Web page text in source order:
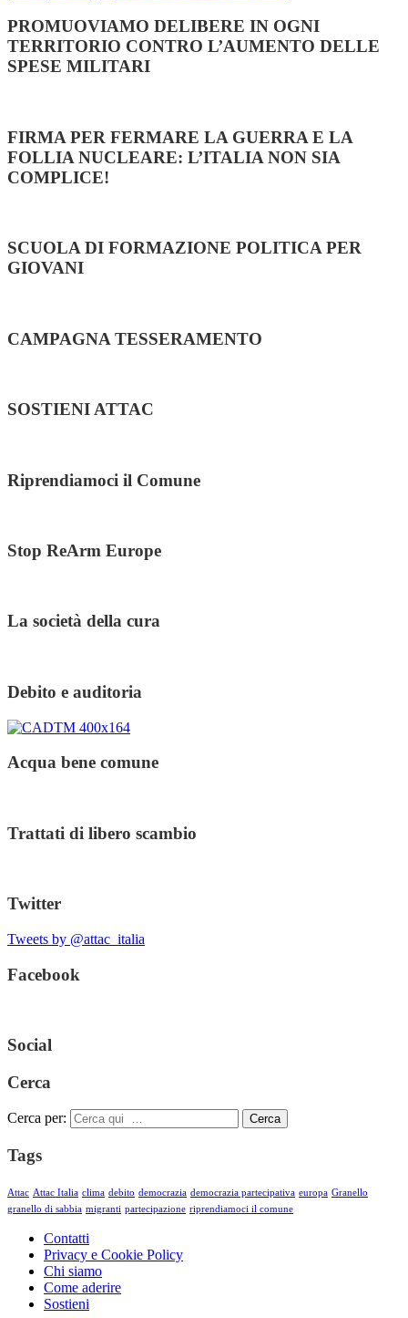
PROMUOVIAMO DELIBERE IN OGNI
TERRITORIO CONTRO L’AUMENTO DELLE
SPESE MILITARI
FIRMA PER FERMARE LA GUERRA E LA
FOLLIA NUCLEARE: L’ITALIA NON SIA
COMPLICE!
SCUOLA DI FORMAZIONE POLITICA PER
GIOVANI
CAMPAGNA TESSERAMENTO
SOSTIENI ATTAC
Riprendiamoci il Comune
Stop ReArm Europe
La società della cura
Debito e auditoria
Acqua bene comune
Trattati di libero scambio
Twitter
Tweets by @attac_italia
Facebook
Social
Cerca
Cerca per: Cerca
Tags
Attac Attac Italia clima debito democrazia democrazia partecipativa europa Granello
granello di sabbia migranti partecipazione riprendiamoci il comune
Contatti
Privacy e Cookie Policy
Chi siamo
Come aderire
Sostieni